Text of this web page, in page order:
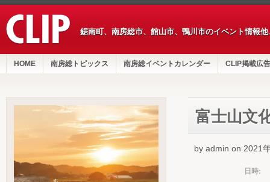
鋸南町、南房総市、館山市、鴨川市のイベント情報
HOME 南房総トピックス 南房総イベントカレンダー CLIP掲載広告
富士山文
by admin on 2021
日時: